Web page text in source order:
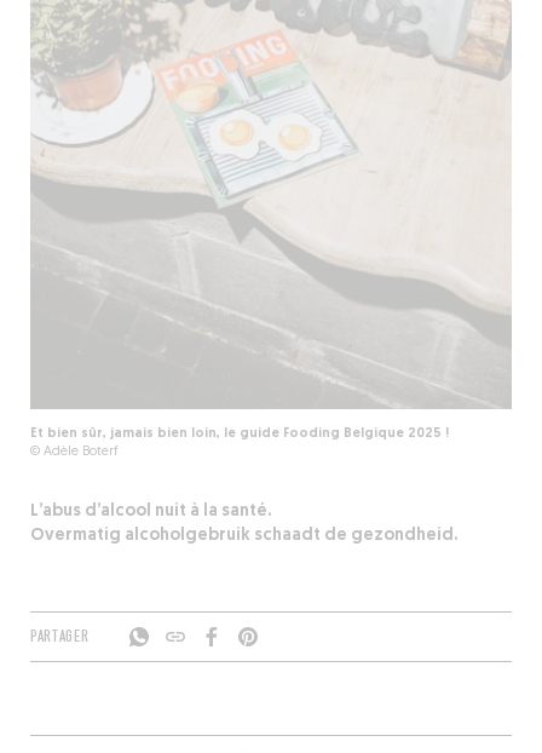
Et bien sûr, jamais bien loin, le guide Fooding Belgique 2025 !
© Adèle Boterf
L’abus d’alcool nuit à la santé.
Overmatig alcoholgebruik schaadt de gezondheid.
PARTAGER